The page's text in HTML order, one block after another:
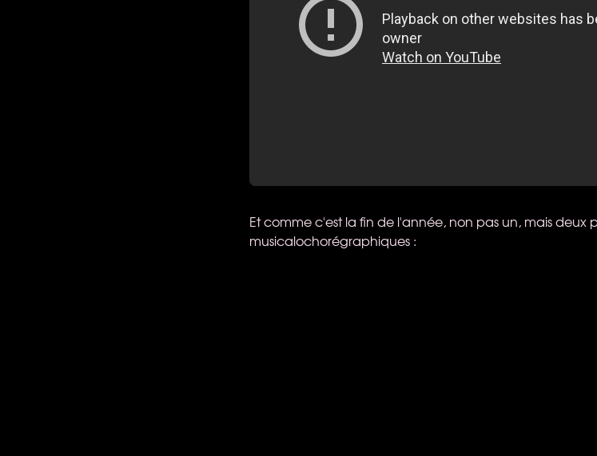
Et comme c'est la fin de l'année, non pas un, mais deux
musicalochorégraphiques :